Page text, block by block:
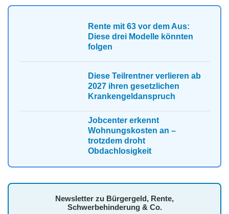
Rente mit 63 vor dem Aus:
Diese drei Modelle könnten
folgen
Diese Teilrentner verlieren ab
2027 ihren gesetzlichen
Krankengeldanspruch
Jobcenter erkennt
Wohnungskosten an –
trotzdem droht
Obdachlosigkeit
Newsletter zu Bürgergeld, Rente,
Schwerbehinderung & Co.